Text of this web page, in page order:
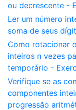
ou decrescente -
Ler um número
soma de seus
Como rotacionar
inteiros n vezes
temporário -
Verifique se as
componentes
progressão